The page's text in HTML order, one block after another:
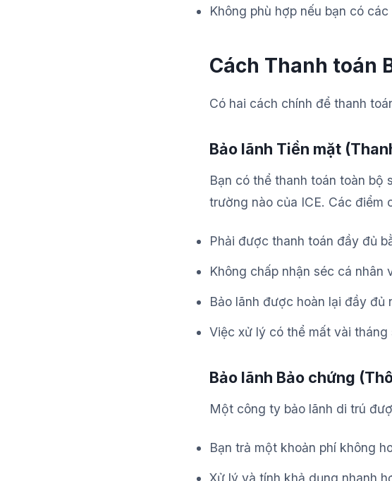
Không phù hợp nếu bạn có
Cách Thanh toán
Có hai cách chính để thanh
Bảo lãnh Tiền mặt
Bạn có thể thanh toán toàn bộ
trường nào của ICE. Các điểm
Phải được thanh toán đầy đủ
Không chấp nhận séc cá nhân
Bảo lãnh được hoàn lại đầy
Việc xử lý có thể mất vài
Bảo lãnh Bảo chứng
Một công ty bảo lãnh di trú
Bạn trả một khoản phí không
Xử lý và tính khả dụng nhanh